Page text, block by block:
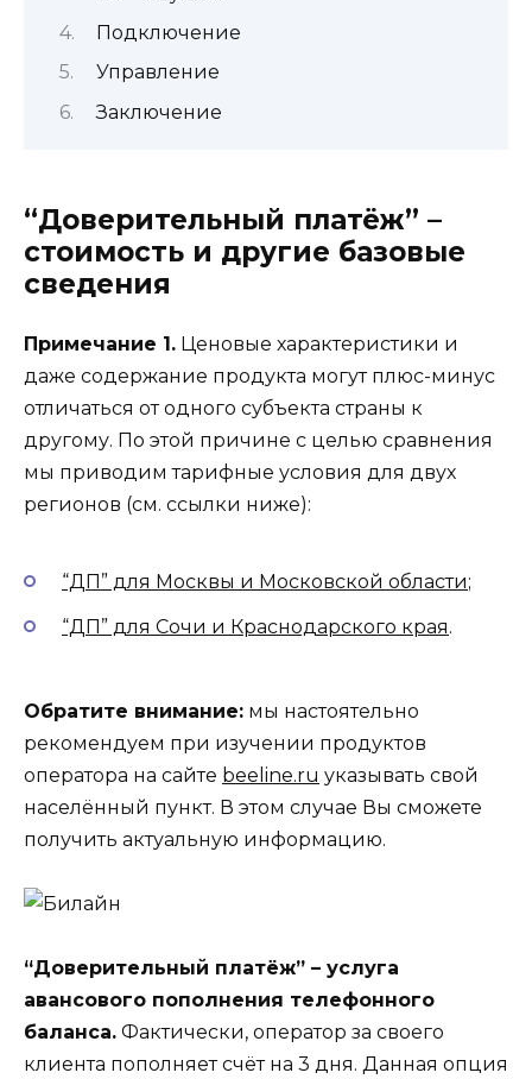
Подключение
Управление
Заключение
“Доверительный платёж” –
стоимость и другие базовые
сведения
Примечание 1. Ценовые характеристики и
даже содержание продукта могут плюс-минус
отличаться от одного субъекта страны к
другому. По этой причине с целью сравнения
мы приводим тарифные условия для двух
регионов (см. ссылки ниже):
“ДП” для Москвы и Московской области;
“ДП” для Сочи и Краснодарского края.
Обратите внимание: мы настоятельно
рекомендуем при изучении продуктов
оператора на сайте beeline.ru указывать свой
населённый пункт. В этом случае Вы сможете
получить актуальную информацию.
“Доверительный платёж” – услуга
авансового пополнения телефонного
баланса. Фактически, оператор за своего
клиента пополняет счёт на 3 дня. Данная опция